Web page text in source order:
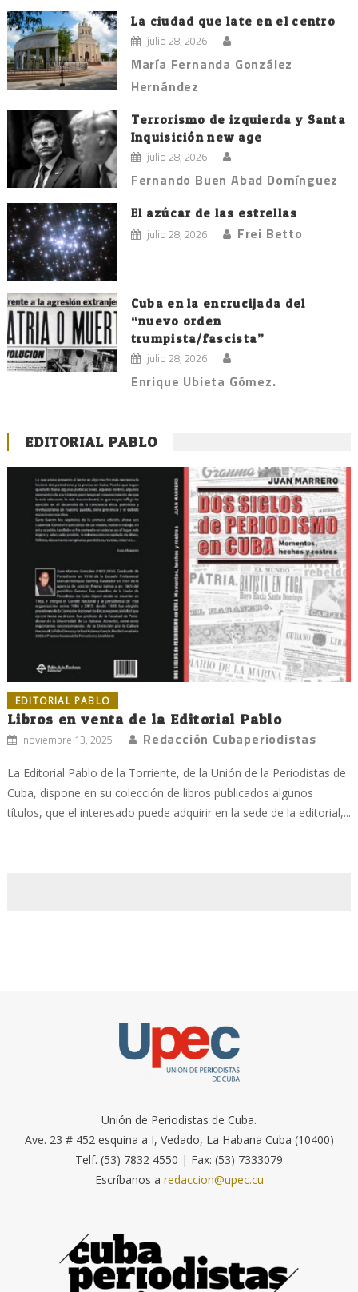
La ciudad que late en el centro
julio 28, 2026
María Fernanda González
Hernández
Terrorismo de izquierda y Santa
Inquisición new age
julio 28, 2026
Fernando Buen Abad Domínguez
El azúcar de las estrellas
julio 28, 2026 Frei Betto
Cuba en la encrucijada del
“nuevo orden
trumpista/fascista”
julio 28, 2026
Enrique Ubieta Gómez.
EDITORIAL PABLO
EDITORIAL PABLO
Libros en venta de la Editorial Pablo
noviembre 13, 2025 Redacción Cubaperiodistas
La Editorial Pablo de la Torriente, de la Unión de la Periodistas de
Cuba, dispone en su colección de libros publicados algunos
títulos, que el interesado puede adquirir en la sede de la editorial,...
Unión de Periodistas de Cuba.
Ave. 23 # 452 esquina a I, Vedado, La Habana Cuba (10400)
Telf. (53) 7832 4550 | Fax: (53) 7333079
Escríbanos a redaccion@upec.cu